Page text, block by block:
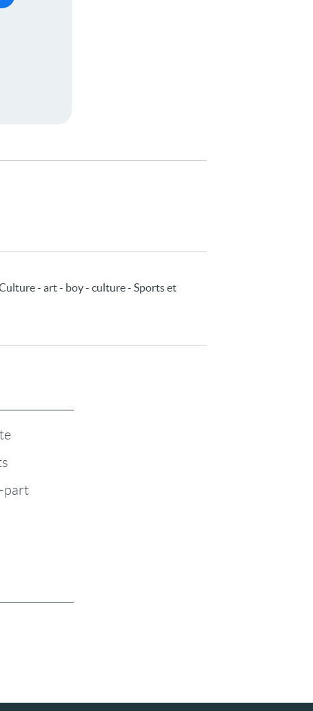
- art - boy - culture - Sports et
part